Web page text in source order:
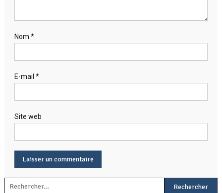
Nom *
E-mail *
Site web
Rechercher :